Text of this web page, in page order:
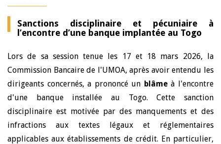
Sanctions disciplinaire et pécuniaire à
l’encontre d’une banque implantée au Togo
Lors de sa session tenue les 17 et 18 mars 2026, la
Commission Bancaire de l'UMOA, après avoir entendu les
dirigeants concernés, a prononcé un blâmeà l'encontre
d'une banque installée au Togo. Cette sanction
disciplinaire est motivée par des manquements et des
infractions aux textes légaux et réglementaires
applicables aux établissements de crédit. En particulier,